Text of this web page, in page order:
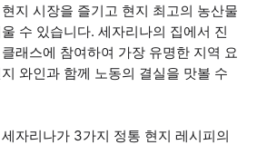
지 시장을 즐기고 현지 최고의 농산물
수 있습니다. 세자리나의 집에서 진
래스에 참여하여 가장 유명한 지역 요
와인과 함께 노동의 결실을 맛볼 수
자리나가 3가지 정통 현지 레시피의